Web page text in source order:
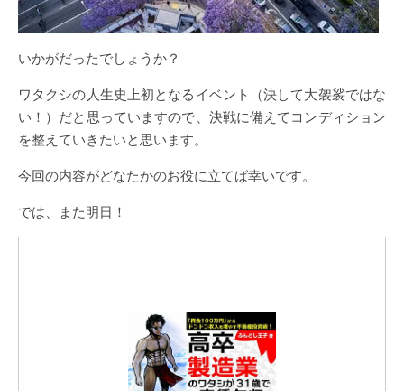
いかがだったでしょうか？
ワタクシの人生史上初となるイベント（決して大袈裟ではな
い！）だと思っていますので、決戦に備えてコンディション
を整えていきたいと思います。
今回の内容がどなたかのお役に立てば幸いです。
では、また明日！